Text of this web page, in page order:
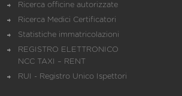
Ricerca officine autorizzate
Ricerca Medici Certificatori
Statistiche immatricolazioni
REGISTRO ELETTRONICO
NCC TAXI – RENT
RUI - Registro Unico Ispettori